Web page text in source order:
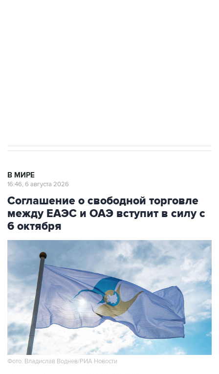
В МИРЕ
16:46, 6 августа 2026
Соглашение о свободной торговле
между ЕАЭС и ОАЭ вступит в силу с
6 октября
Фото: Владислав Воднев/РИА Новости